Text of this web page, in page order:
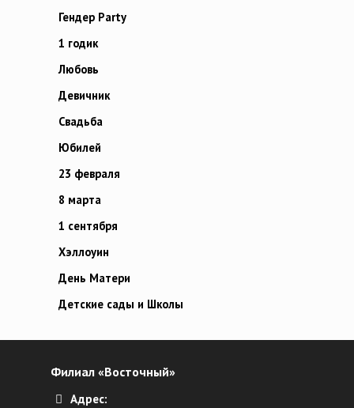
Гендер Party
1 годик
Любовь
Девичник
Свадьба
Юбилей
23 февраля
8 марта
1 сентября
Хэллоуин
День Матери
Детские сады и Школы
Филиал «Восточный»
Адрес: